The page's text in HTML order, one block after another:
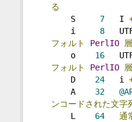
る
S 7 I
i 8
フォルト
PerlIO
層
o 16
フォルト
PerlIO
層
D 24 i
A 32
ンコードされた文字
L 64 通